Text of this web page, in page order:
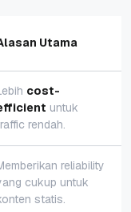
Utama
cost-
untuk
rendah.
reliability
cukup untuk
statis.